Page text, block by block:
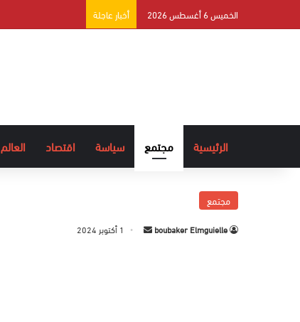
الخميس 6 أغسطس 2026 أخبار عاجلة
الرئيسية مجتمع سياسة اقتصاد العالم
مجتمع
boubaker Elmguielle 1 أكتوبر 2024